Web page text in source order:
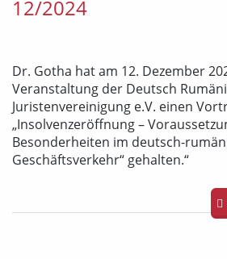
12/2024
Dr. Gotha hat am 12. Dezember
Veranstaltung der Deutsch
Juristenvereinigung e.V. einen
„Insolvenzeröffnung –
Besonderheiten im deutsch-
Geschäftsverkehr“ gehalten.“